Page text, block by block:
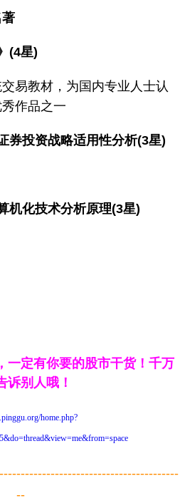
(4星)
教材，为国内专业人士认
作品之一
券投资战略适用性分析(3星)
机化技术分析原理(3星)
一定有你要的股市干货！千万
诉别人哦 ！
home.php?
--